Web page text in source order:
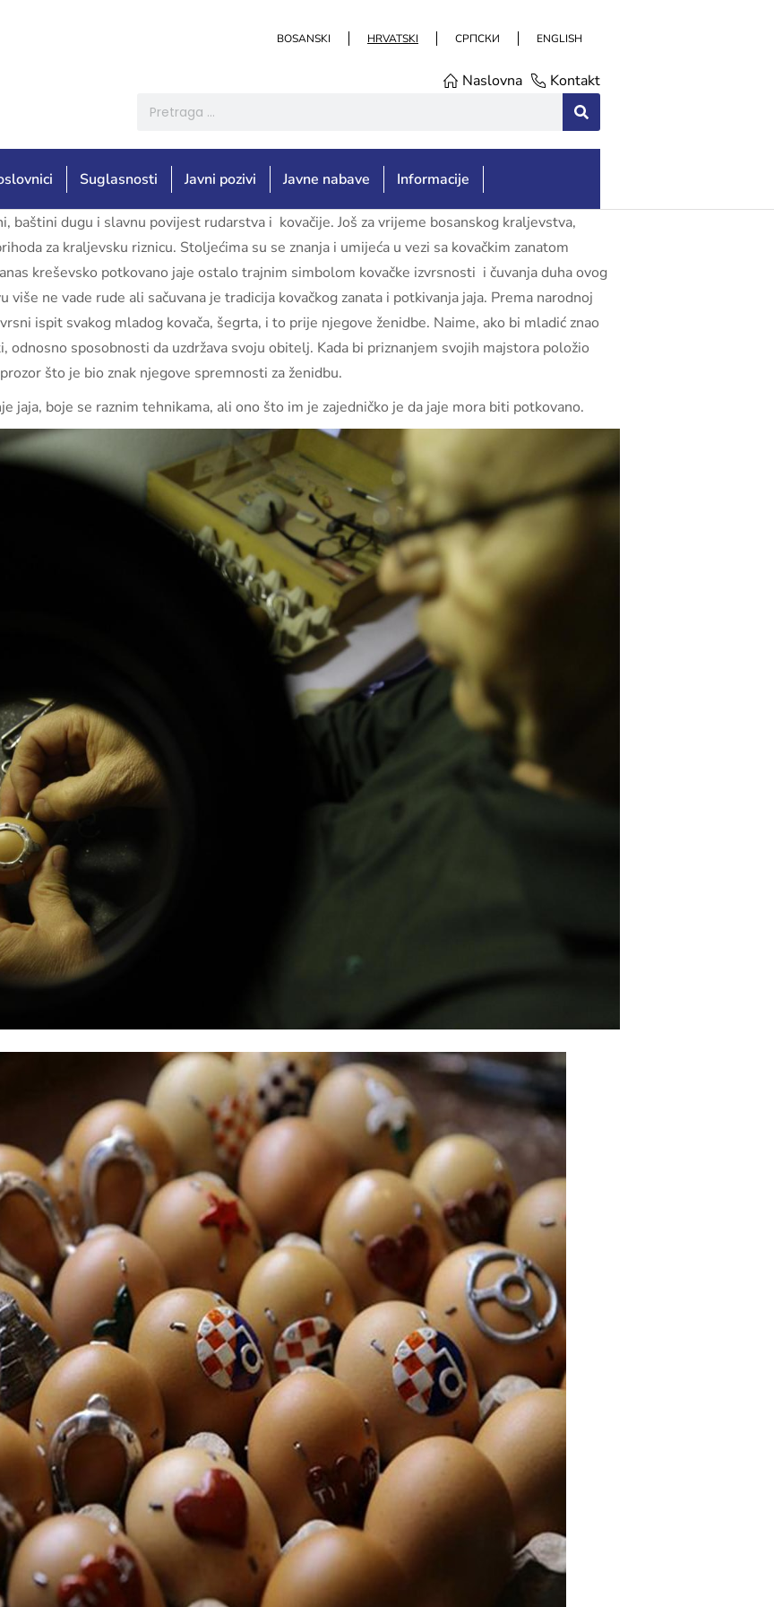
BOSANSKI HRVATSKI СРПСКИ ENGLISH
Naslovna Kontakt
Suglasnosti Javni pozivi Javne nabave Informacije
baštini dugu i slavnu povijest rudarstva i kovačije. Još za vrijeme bosanskog kraljevstva,
za kraljevsku riznicu. Stoljećima su se znanja i umijeća u vezi sa kovačkim zanatom
kreševsko potkovano jaje ostalo trajnim simbolom kovačke izvrsnosti i čuvanja duha ovog
ne vade rude ali sačuvana je tradicija kovačkog zanata i potkivanja jaja. Prema narodnoj
ispit svakog mladog kovača, šegrta, i to prije njegove ženidbe. Naime, ako bi mladić znao
sposobnosti da uzdržava svoju obitelj. Kada bi priznanjem svojih majstora položio
što je bio znak njegove spremnosti za ženidbu.
jaja, boje se raznim tehnikama, ali ono što im je zajedničko je da jaje mora biti potkovano.